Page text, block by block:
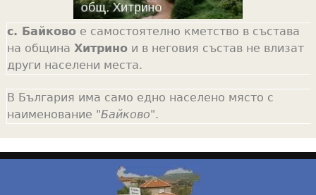
с. Байковое самостоятелно кметство в състава
на община Хитринои в неговия състав не влизат
други населени места.
В България има само едно населено място с
наименование "Байково".